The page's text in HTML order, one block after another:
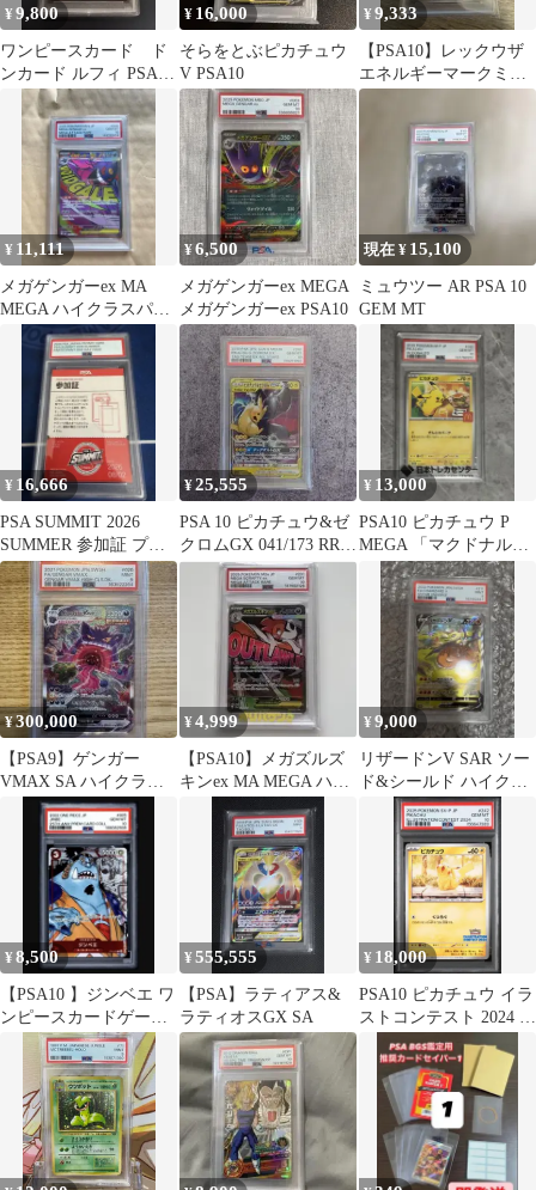
¥9,800
ワンピースカード ド
ンカード ルフィ PSA鑑
定品 【ニカ】 【希少】
1周年
¥ 16,000
そらをとぶピカチュウ
V PSA10
¥9,333
【PSA10】レックウザ
エネルギーマークミラ
ー M2a 127/193
¥ 11,111
メガゲンガーex MA
MEGA ハイクラスパッ
ク MEGAドリーム
PSA10
¥6,500
メガゲンガーex MEGA
メガゲンガーex PSA10
現在 ¥ 15,100
ミュウツー AR PSA 10
GEM MT
¥ 16,666
PSA SUMMIT 2026
SUMMER 参加証 プロ
モ
¥25,555
PSA 10 ピカチュウ&ゼ
クロムGX 041/173 RR
ポケモンカード
¥ 13,000
PSA10 ピカチュウ P
MEGA 「マクドナルド
オリジナル 2025」
¥300,000
【PSA9】ゲンガー
VMAX SA ハイクラス
デッキ 020/019
¥4,999
【PSA10】メガズルズ
キンex MA MEGA ハイ
クラスパック MEGAド
¥9,000
リザードンV SAR ソー
ド&シールド ハイクラ
スパック psa9
¥8,500
【PSA10 】ジンベエ ワ
ンピースカードゲーム
25周年エディション
¥555,555
【PSA】ラティアス&
ラティオスGX SA
¥ 18,000
PSA10 ピカチュウ イラ
ストコンテスト 2024 プ
ロモ